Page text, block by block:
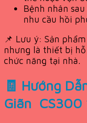
Bệnh nhân
nhu cầu hồi
📌 Lưu ý: Sản
nhưng là thiết bị
chức năng tại nhà.
🧾 Hướng
Giãn